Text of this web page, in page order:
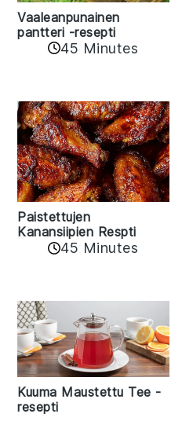
Vaaleanpunainen
pantteri -resepti
45 Minutes
Paistettujen
Kanansiipien Respti
45 Minutes
Kuuma Maustettu Tee -
resepti